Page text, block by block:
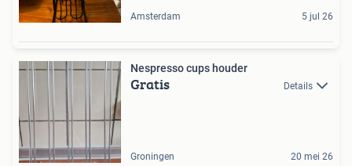
Amsterdam 5 jul 26
Nespresso cups houder
Gratis Details
Groningen 20 mei 26